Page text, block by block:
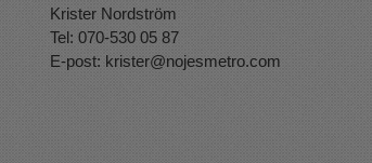
Krister Nordström
Tel: 070-530 05 87
E-post: krister@nojesmetro.com